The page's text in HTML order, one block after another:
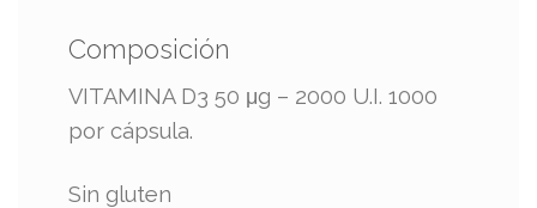
Composición
VITAMINA D3 50 μg – 2000 U.I. 1000
por cápsula.
Sin gluten